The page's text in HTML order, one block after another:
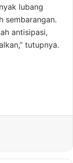
lubang
sembarangan.
antisipasi,
tutupnya.